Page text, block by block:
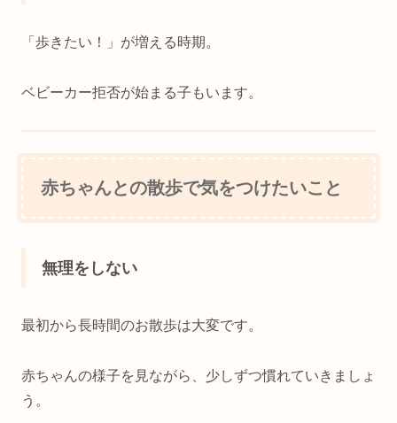
「歩きたい！」が増える時期。
ベビーカー拒否が始まる子もいます。
赤ちゃんとの散歩で気をつけたいこと
無理をしない
最初から長時間のお散歩は大変です。
赤ちゃんの様子を見ながら、少しずつ慣れていきましょ
う。